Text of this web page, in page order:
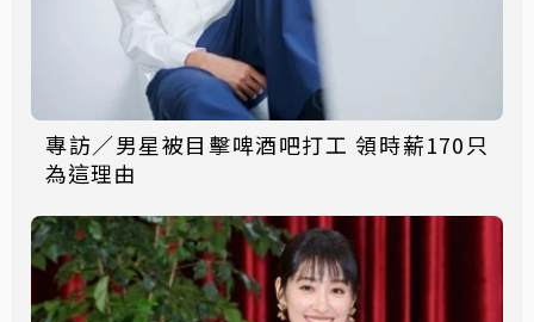
專訪／男星被目擊啤酒吧打工 領時薪170只
為這理由